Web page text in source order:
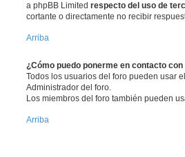
a phpBB Limited respecto del uso de
cortante o directamente no recibir
Arriba
¿Cómo puedo ponerme en contacto
Todos los usuarios del foro pueden usar
Administrador del foro.
Los miembros del foro también pueden
Arriba